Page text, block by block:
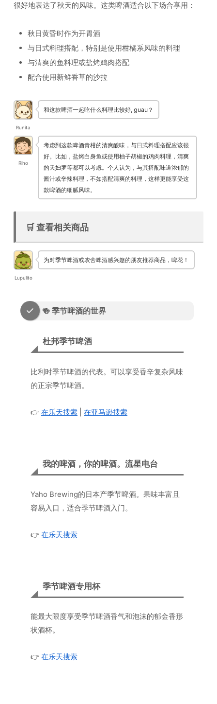
很好地表达了秋天的风味。这类啤酒适合以下场合享用：
秋日黄昏时作为开胃酒
与日式料理搭配，特别是使用柑橘系风味的料理
与清爽的鱼料理或盐烤鸡肉搭配
配合使用新鲜香草的沙拉
Runita
和这款啤酒一起吃什么料理比较好, guau？
Riho
考虑到这款啤酒青柑的清爽酸味，与日式料理搭配应该很
好。比如，盐烤白身鱼或使用柚子胡椒的鸡肉料理，清爽
的天妇罗等都可以考虑。个人认为，与其搭配味道浓郁的
酱汁或辛辣料理，不如搭配清爽的料理，这样更能享受这
款啤酒的细腻风味。
🛒 查看相关商品
Lupulito
为对季节啤酒或农舍啤酒感兴趣的朋友推荐商品，啤花！
🍻 季节啤酒的世界
杜邦季节啤酒
比利时季节啤酒的代表。可以享受香辛复杂风味
的正宗季节啤酒。
👉 在乐天搜索 在亚马逊搜索
我的啤酒，你的啤酒。流星电台
Yaho Brewing的日本产季节啤酒。果味丰富且
容易入口，适合季节啤酒入门。
👉 在乐天搜索
季节啤酒专用杯
能最大限度享受季节啤酒香气和泡沫的郁金香形
状酒杯。
👉 在乐天搜索